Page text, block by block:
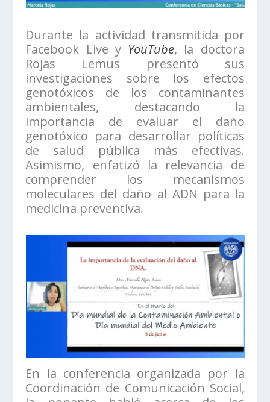
Durante la actividad transmitida por
Facebook Live y YouTube, la doctora
Rojas Lemus presentó sus
investigaciones sobre los efectos
genotóxicos de los contaminantes
ambientales, destacando la
importancia de evaluar el daño
genotóxico para desarrollar políticas
de salud pública más efectivas.
Asimismo, enfatizó la relevancia de
comprender los mecanismos
moleculares del daño al ADN para la
medicina preventiva.
En la conferencia organizada por la
Coordinación de Comunicación Social,